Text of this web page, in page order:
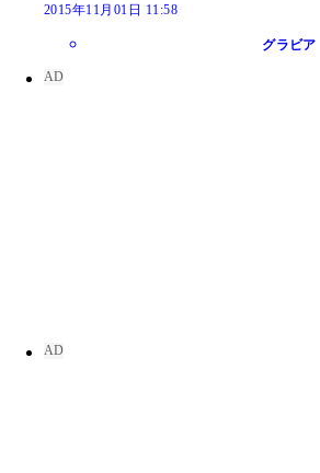
2015年11月01日 11:58
グラビア